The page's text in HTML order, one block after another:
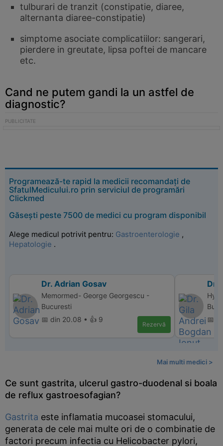
tulburari de tranzit (constipatie, diaree,
alternanta diaree-constipatie)
simptome asociate complicatiilor: sangerari,
pierdere in greutate, lipsa poftei de mancare
etc.
Cand ne putem gandi la un astfel de
diagnostic?
Programează-te rapid la medicii recomandați de
SfatulMedicului.ro prin serviciul de programări
Clickmed
Găsești peste 7500 de medici cu program disponibil
Alege medicul potrivit pentru: Gastroenterologie ,
Hepatologie .
Dr. Adrian Gosav
Memormed- George Georgescu -
Bucuresti
📅 din 20.08 • 👍 9
Rezervă
Dr.
📅
Mai multi medici >
Ce sunt gastrita, ulcerul gastro-duodenal si boala
de reflux gastroesofagian?
Gastrita este inflamatia mucoasei stomacului,
generata de cele mai multe ori de o combinatie de
factori precum infectia cu Helicobacter pylori,